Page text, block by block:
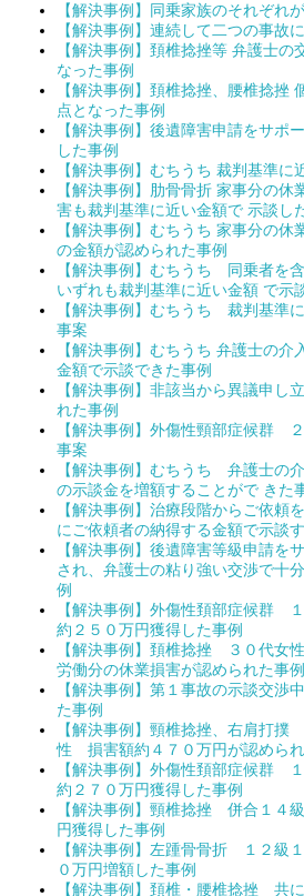
【解決事例】同乗家族のそれぞれ
【解決事例】連続して二つの事故
【解決事例】頚椎捻挫等 弁護士
なった事例
【解決事例】頚椎捻挫、腰椎捻挫
点となった事例
【解決事例】後遺障害申請をサポ
した事例
【解決事例】むちうち 裁判基準に
【解決事例】肋骨骨折 家事分の
害も裁判基準に近い金額で 示談し
【解決事例】むちうち 家事分の
の金額が認められた事例
【解決事例】むちうち 同乗者を
いずれも裁判基準に近い金額 で示
【解決事例】むちうち 裁判基準
事案
【解決事例】むちうち 弁護士の
金額で示談できた事例
【解決事例】非該当から異議申し
れた事例
【解決事例】外傷性頸部症候群
事案
【解決事例】むちうち 弁護士の
の示談金を増額することがで きた
【解決事例】治療段階からご依頼
にご依頼者の納得する金額で示談
【解決事例】後遺障害等級申請を
され、弁護士の粘り強い交渉で十
例
【解決事例】外傷性頚部症候群
約２５０万円獲得した事例
【解決事例】頚椎捻挫 ３０代女
労働分の休業損害が認められた事例
【解決事例】第１事故の示談交渉
た事例
【解決事例】頸椎捻挫、右肩打
性 損害額約４７０万円が認めら
【解決事例】外傷性頚部症候群
約２７０万円獲得した事例
【解決事例】頸椎捻挫 併合１
円獲得した事例
【解決事例】左踵骨骨折 １２
０万円増額した事例
【解決事例】頚椎・腰椎捻挫 共